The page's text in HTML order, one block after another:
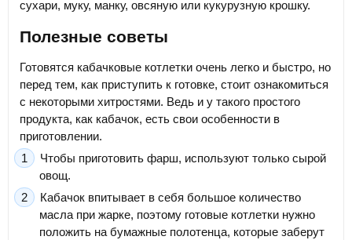
сухари, муку, манку, овсяную или кукурузную крошку.
Полезные советы
Готовятся кабачковые котлетки очень легко и быстро, но
перед тем, как приступить к готовке, стоит ознакомиться
с некоторыми хитростями. Ведь и у такого простого
продукта, как кабачок, есть свои особенности в
приготовлении.
Чтобы приготовить фарш, используют только сырой
овощ.
Кабачок впитывает в себя большое количество
масла при жарке, поэтому готовые котлетки нужно
положить на бумажные полотенца, которые заберут